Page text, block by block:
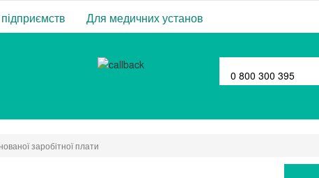
Для медичних установ
0 800 300 395
заробітної плати